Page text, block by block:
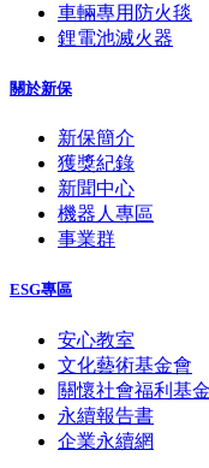
車輛專用防火毯
鋰電池滅火器
關於新保
新保簡介
獲獎紀錄
新聞中心
機器人專區
事業群
ESG專區
安心教室
文化藝術基金會
關懷社會福利基
永續報告書
企業永續網